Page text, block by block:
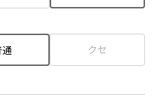
クセ